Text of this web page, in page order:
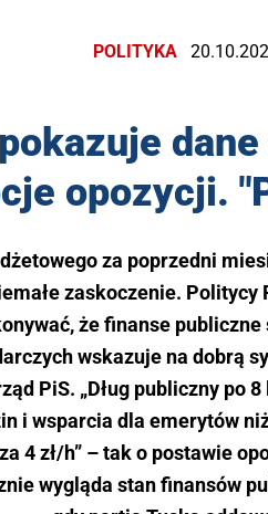
POLITYKA
opozycji.
za poprzedni
zaskoczenie.
że finanse
wskazuje na dobrą
PiS. „Dług publiczny po
i wsparcia dla emerytów
4 zł/h” – tak o postawie
wygląda stan finansów